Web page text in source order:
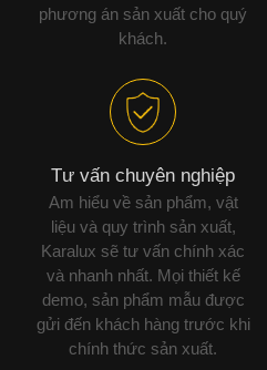
phương án sản xuất cho quý
khách.
Tư vấn chuyên nghiệp
Am hiểu về sản phẩm, vật
liệu và quy trình sản xuất,
Karalux sẽ tư vấn chính xác
và nhanh nhất. Mọi thiết kế
demo, sản phẩm mẫu được
gửi đến khách hàng trước khi
chính thức sản xuất.